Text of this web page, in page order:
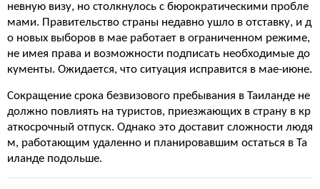
невную визу, но столкнулось с бюрократическими пробле
мами. Правительство страны недавно ушло в отставку, и д
о новых выборов в мае работает в ограниченном режиме,
не имея права и возможности подписать необходимые до
кументы. Ожидается, что ситуация исправится в мае-июне.
Сокращение срока безвизового пребывания в Таиланде не
должно повлиять на туристов, приезжающих в страну в кр
аткосрочный отпуск. Однако это доставит сложности людя
м, работающим удаленно и планировавшим остаться в Та
иланде подольше.